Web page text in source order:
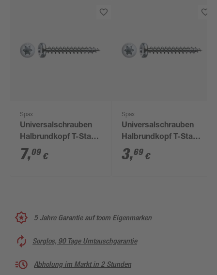
Spax
Universalschrauben
Halbrundkopf T-Star
plus T20 Stahl Ø 5 x
30 mm 40 Stück
7,09 €
Spax
Universalschrauben
Halbrundkopf T-Star
plus T15 Stahl Ø 3,5 x
20 mm 20 Stück
3,69 €
5 Jahre Garantie auf toom Eigenmarken
Sorglos, 90 Tage Umtauschgarantie
Abholung im Markt in 2 Stunden